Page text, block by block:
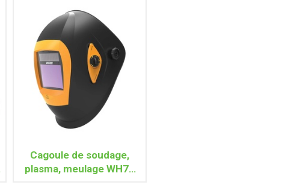
Cagoule de soudage,
plasma, meulage WH70